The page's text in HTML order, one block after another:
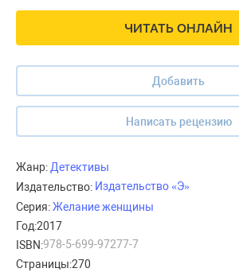
ЧИТАТЬ ОНЛАЙН
Добавить
Написать рецензию
Жанр:Детективы
Издательство: Издательство «Э»
Серия:Желание женщины
Год:2017
ISBN:978-5-699-97277-7
Страницы:270